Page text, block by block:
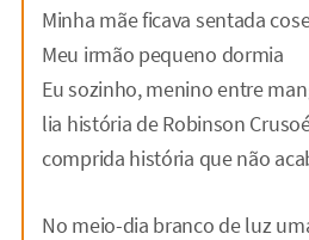
Minha mãe ficava sentada
Meu irmão pequeno dormia
Eu sozinho, menino entre
lia história de Robinson
comprida história que não
No meio-dia branco de luz